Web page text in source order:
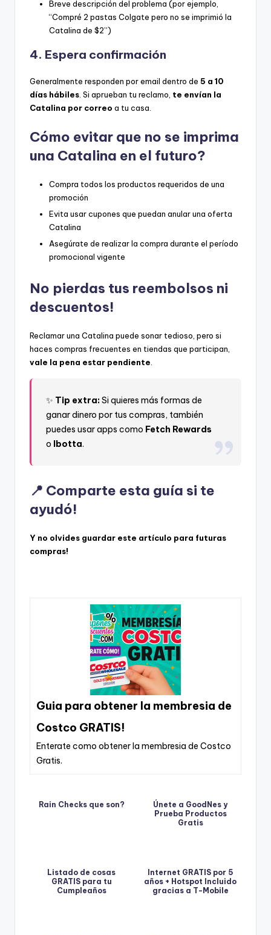
Breve descripción del problema (por ejemplo,
“Compré 2 pastas Colgate pero no se imprimió la
Catalina de $2”)
4. Espera confirmación
Generalmente responden por email dentro de 5 a 10
días hábiles . Si aprueban tu reclamo, te envían la
Catalina por correo a tu casa.
Cómo evitar que no se imprima
una Catalina en el futuro?
Compra todos los productos requeridos de una
promoción
Evita usar cupones que puedan anular una oferta
Catalina
Asegúrate de realizar la compra durante el período
promocional vigente
No pierdas tus reembolsos ni
descuentos!
Reclamar una Catalina puede sonar tedioso, pero si
haces compras frecuentes en tiendas que participan,
vale la pena estar pendiente.
✨ Tip extra:Si quieres más formas de
ganar dinero por tus compras, también
puedes usar apps como Fetch Rewards
o
Ibotta.
📍 Comparte esta guía si te
ayudó!
Y no olvides guardar este artículo para futuras
compras!
Guia para obtener la membresia de
Costco GRATIS!
Enterate como obtener la membresia de Costco
Gratis.
Rain Checks que son?
Únete a GoodNes y
Prueba Productos
Gratis
Listado de cosas
GRATIS para tu
Cumpleaños
Internet GRATIS por 5
años + Hotspot Incluido
gracias a T-Mobile